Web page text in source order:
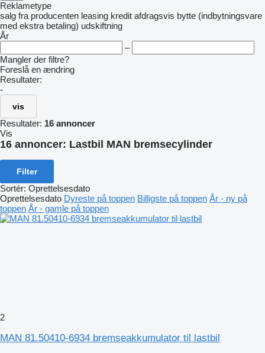
Reklametype
salg fra producenten leasing kredit afdragsvis bytte (indbytningsvare
med ekstra betaling) udskiftning
År
–
Mangler der filtre?
Foreslå en ændring
Resultater:
-
vis
Resultater: 16 annoncer
Vis
16 annoncer: Lastbil MAN bremsecylinder
Filter
Sortér: Oprettelsesdato
Oprettelsesdato Dyreste på toppen Billigste på toppen År - ny på
toppen År - gamle på toppen
2
MAN 81.50410-6934 bremseakkumulator til lastbil